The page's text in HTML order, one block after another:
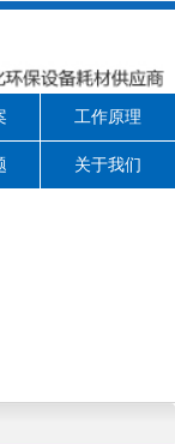
工作原理
关于我们